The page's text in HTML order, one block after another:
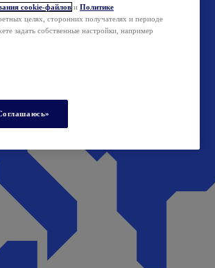
cookie-файлов и Политике
целях, сторонних получателях и периоде
задать собственные настройки, например